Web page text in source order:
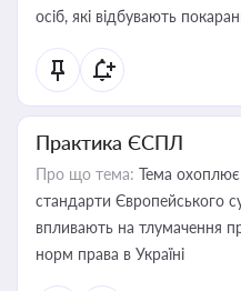
осіб, які відбувають
Практика ЄСПЛ
Про що тема: Тема охоплює
стандарти Європейського
впливають на тлумачення
норм права в Україні